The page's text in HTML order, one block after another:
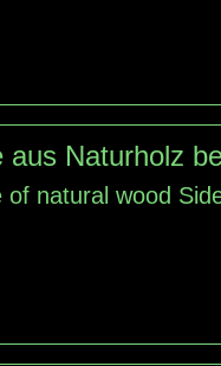
aus Naturholz
of natural wood